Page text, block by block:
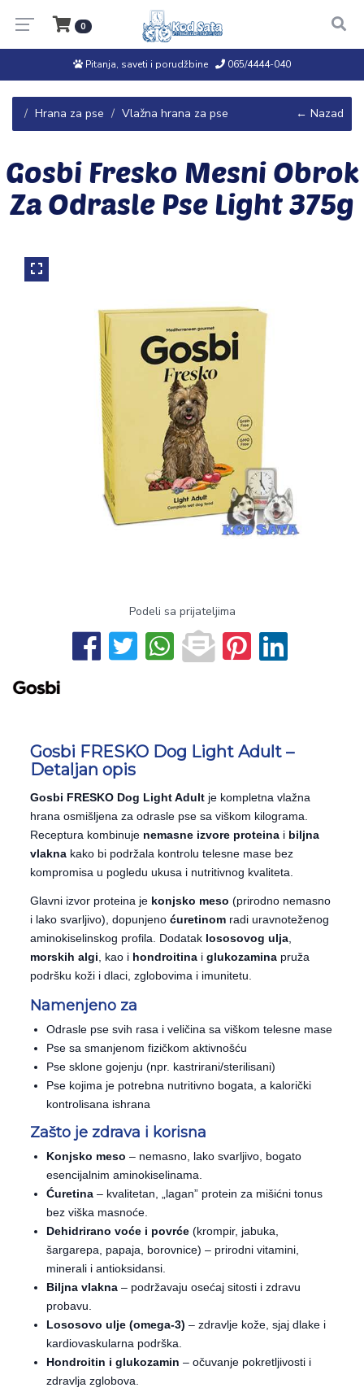
0
Pitanja, saveti i porudžbine 065/4444-040
Hrana za pse Vlažna hrana za pse ← Nazad
Gosbi Fresko Mesni Obrok
Za Odrasle Pse Light 375g
Podeli sa prijateljima
Gosbi FRESKO Dog Light Adult –
Detaljan opis
Gosbi FRESKO Dog Light Adult je kompletna vlažna
hrana osmišljena za odrasle pse sa viškom kilograma.
Receptura kombinuje nemasne izvore proteina i biljna
vlakna kako bi podržala kontrolu telesne mase bez
kompromisa u pogledu ukusa i nutritivnog kvaliteta.
Glavni izvor proteina je konjsko meso (prirodno nemasno
i lako svarljivo), dopunjeno ćuretinom radi uravnoteženog
aminokiselinskog profila. Dodatak lososovog ulja
morskih algi , kao i hondroitina i glukozamina pruža
podršku koži i dlaci, zglobovima i imunitetu.
Namenjeno za
Odrasle pse svih rasa i veličina sa viškom telesne mase
Pse sa smanjenom fizičkom aktivnošću
Pse sklone gojenju (npr. kastrirani/sterilisani)
Pse kojima je potrebna nutritivno bogata, a kalorički
kontrolisana ishrana
Zašto je zdrava i korisna
Konjsko meso – nemasno, lako svarljivo, bogato
esencijalnim aminokiselinama.
Ćuretina – kvalitetan, „lagan” protein za mišićni tonus
bez viška masnoće.
Dehidrirano voće i povrće (krompir, jabuka,
šargarepa, papaja, borovnice) – prirodni vitamini,
minerali i antioksidansi.
Biljna vlakna – podržavaju osećaj sitosti i zdravu
probavu.
Lososovo ulje (omega-3) – zdravlje kože, sjaj dlake i
kardiovaskularna podrška.
Hondroitin i glukozamin – očuvanje pokretljivosti i
zdravlja zglobova.